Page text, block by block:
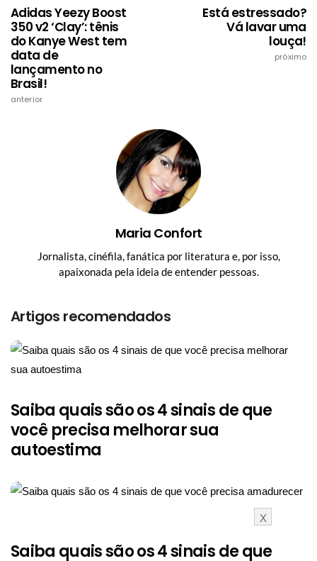
Adidas Yeezy Boost
350 v2 ‘Clay’: tênis
do Kanye West tem
data de
lançamento no
Brasil!
anterior
Está estressado?
Vá lavar uma
louça!
próximo
Maria Confort
Jornalista, cinéfila, fanática por literatura e, por isso,
apaixonada pela ideia de entender pessoas.
Artigos recomendados
Saiba quais são os 4 sinais de que
você precisa melhorar sua
autoestima
Saiba quais são os 4 sinais de que
X